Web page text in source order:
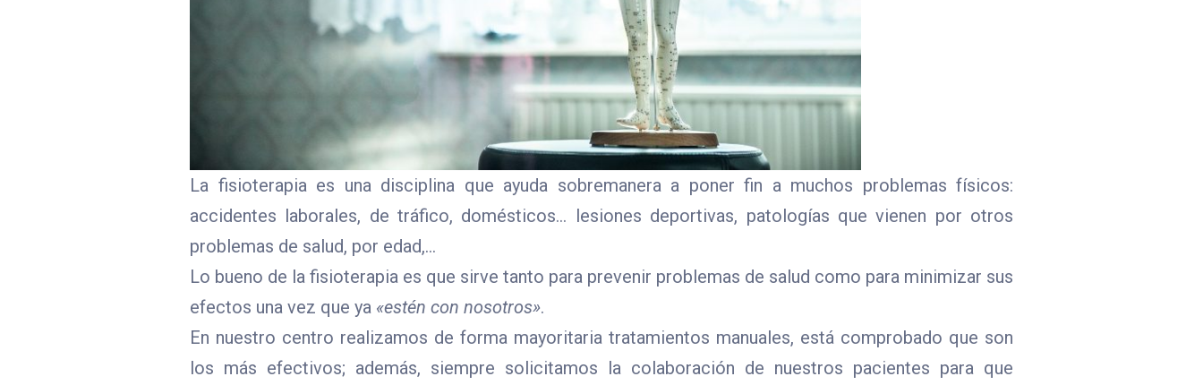
La fisioterapia es una disciplina que ayuda sobremanera a poner fin a muchos problemas físicos:
accidentes laborales, de tráfico, domésticos… lesiones deportivas, patologías que vienen por otros
problemas de salud, por edad,…
Lo bueno de la fisioterapia es que sirve tanto para prevenir problemas de salud como para minimizar sus
efectos una vez que ya «estén con nosotros».
En nuestro centro realizamos de forma mayoritaria tratamientos manuales, está comprobado que son
los más efectivos; además, siempre solicitamos la colaboración de nuestros pacientes para que